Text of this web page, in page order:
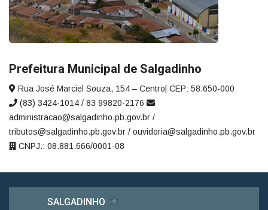
Prefeitura Municipal de Salgadinho
Rua José Marciel Souza, 154 – Centro| CEP: 58.650-000
(83) 3424-1014 / 83 99820-2176
administracao@salgadinho.pb.gov.br /
tributos@salgadinho.pb.gov.br / ouvidoria@salgadinho.pb.gov.br
CNPJ.: 08.881.666/0001-08